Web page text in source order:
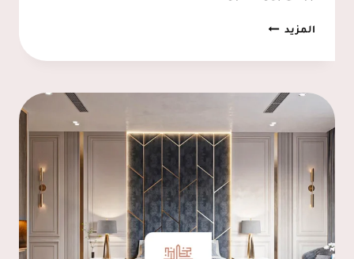
المزيدتركيب
بورد
الخبر
ت:
0537128631
الجبس
بالدمام